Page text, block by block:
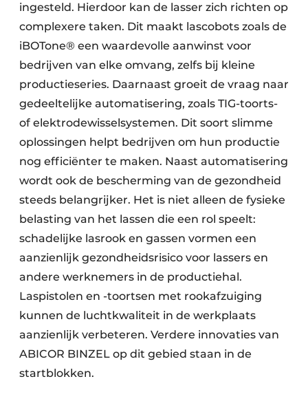
ingesteld. Hierdoor kan de lasser zich richten op
complexere taken. Dit maakt lascobots zoals de
iBOTone® een waardevolle aanwinst voor
bedrijven van elke omvang, zelfs bij kleine
productieseries. Daarnaast groeit de vraag naar
gedeeltelijke automatisering, zoals TIG-toorts-
of elektrodewisselsystemen. Dit soort slimme
oplossingen helpt bedrijven om hun productie
nog efficiënter te maken. Naast automatisering
wordt ook de bescherming van de gezondheid
steeds belangrijker. Het is niet alleen de fysieke
belasting van het lassen die een rol speelt:
schadelijke lasrook en gassen vormen een
aanzienlijk gezondheidsrisico voor lassers en
andere werknemers in de productiehal.
Laspistolen en -toortsen met rookafzuiging
kunnen de luchtkwaliteit in de werkplaats
aanzienlijk verbeteren. Verdere innovaties van
ABICOR BINZEL op dit gebied staan in de
startblokken.